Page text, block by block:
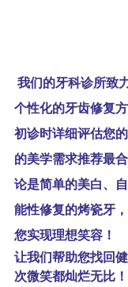
个性化的牙齿修复
初诊时详细评估您
的美学需求推荐最
论是简单的美白、
能性修复的烤瓷牙
您实现理想笑容！
让我们帮助您找回
次微笑都灿烂无比！